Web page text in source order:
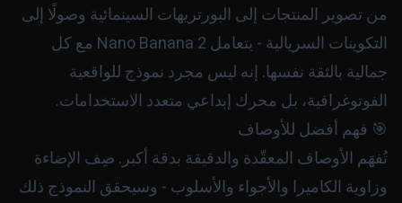
من تصوير المنتجات إلى البورتريهات السينمائية وصولًا إلى
التكوينات السريالية - يتعامل Nano Banana 2 مع كل
جمالية بالثقة نفسها. إنه ليس مجرد نموذج للواقعية
الفوتوغرافية، بل محرك إبداعي متعدد الاستخدامات.
🎯 فهم أفضل للأوصاف
تُفهَم الأوصاف المعقّدة والدقيقة بدقة أكبر. صِف الإضاءة
وزاوية الكاميرا والأجواء والأسلوب - وسيحقق النموذج ذلك